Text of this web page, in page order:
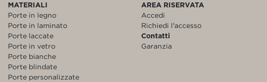
MATERIALI
Porte in legno
Porte in laminato
Porte laccate
Porte in vetro
Porte bianche
Porte blindate
Porte personalizzate
AREA RISERVATA
Accedi
Richiedi l'accesso
Contatti
Garanzia